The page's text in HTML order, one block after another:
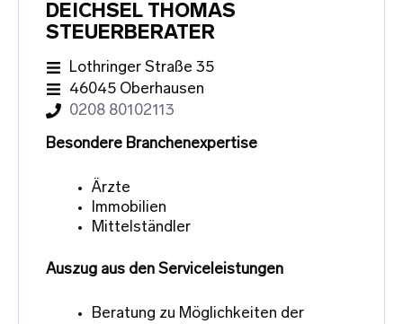
DEICHSEL THOMAS
STEUERBERATER
Lothringer Straße 35
46045 Oberhausen
0208 80102113
Besondere Branchenexpertise
Ärzte
Immobilien
Mittelständler
Auszug aus den Serviceleistungen
Beratung zu Möglichkeiten der